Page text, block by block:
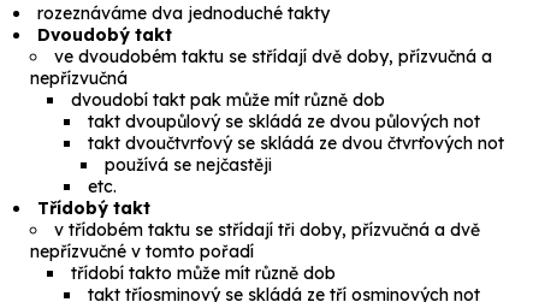
rozeznáváme dva jednoduché takty
Dvoudobý takt
ve dvoudobém taktu se střídají dvě doby, přízvučná a
nepřízvučná
dvoudobí takt pak může mít různě dob
taktdvoupůlovýse skládá ze dvou půlových not
taktdvoučtvrťovýse skládá ze dvou čtvrťových not
používá se nejčastěji
etc.
Třídobý takt
v třídobém taktu se střídají tři doby, přízvučná a dvě
nepřízvučné v tomto pořadí
třídobí takto může mít různě dob
takttříosminovýse skládá ze tří osminových not